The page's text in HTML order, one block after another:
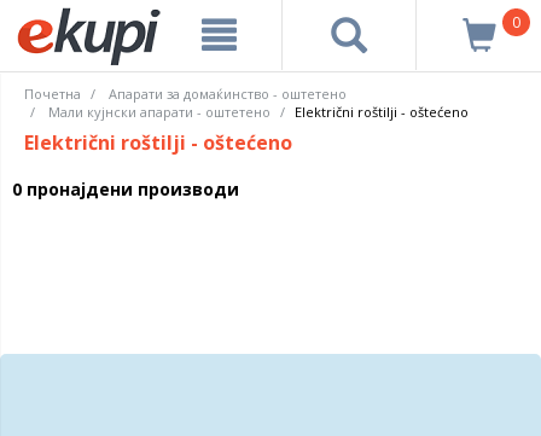
0
Почетна
Апарати за домаќинство - оштетено
Мали кујнски апарати - оштетено
Električni roštilji - oštećeno
Električni roštilji - oštećeno
0 пронајдени производи